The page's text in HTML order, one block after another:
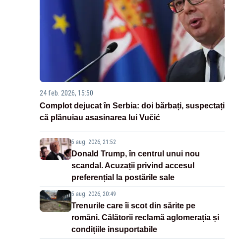
24 feb. 2026, 15:50
Complot dejucat în Serbia: doi bărbați, suspectați
că plănuiau asasinarea lui Vučić
5 aug. 2026, 21:52
Donald Trump, în centrul unui nou
scandal. Acuzații privind accesul
preferențial la postările sale
5 aug. 2026, 20:49
Trenurile care îi scot din sărite pe
români. Călătorii reclamă aglomerația și
condițiile insuportabile